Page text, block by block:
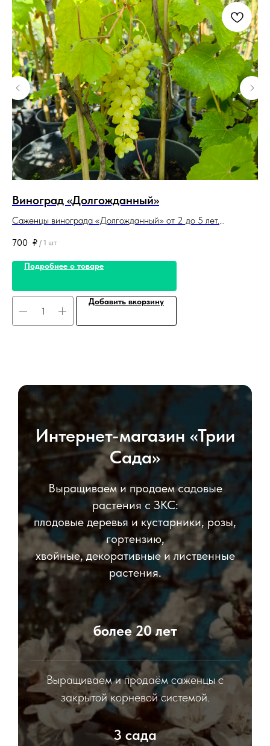
Виноград «Долгожданный»
Саженцы винограда «Долгожданный» от 2 до 5 лет.
контейнерах (горшках).
700 ₽ / 1 шт
Подробнее о товаре
Добавить вкорзину
Интернет-магазин «Трии
Сада»
Выращиваем и продаем садовые
растения с ЗКС:
плодовые деревья и кустарники, розы,
гортензию,
хвойные, декоративные и лиственные
растения.
более 20 лет
Выращиваем и продаём саженцы с
закрытой корневой системой.
3 сада